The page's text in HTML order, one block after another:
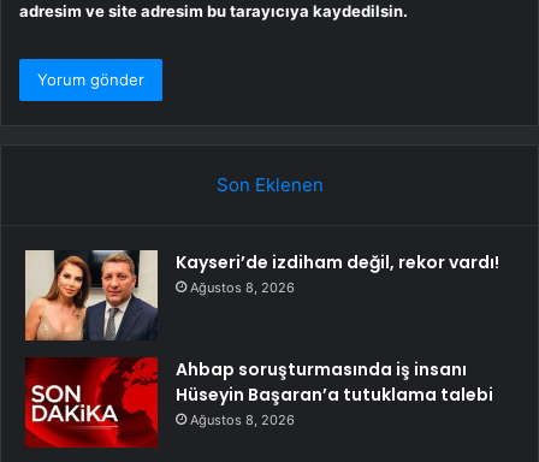
adresim ve site adresim bu tarayıcıya kaydedilsin.
Son Eklenen
Kayseri’de izdiham değil, rekor vardı!
Ağustos 8, 2026
Ahbap soruşturmasında iş insanı
Hüseyin Başaran’a tutuklama talebi
Ağustos 8, 2026